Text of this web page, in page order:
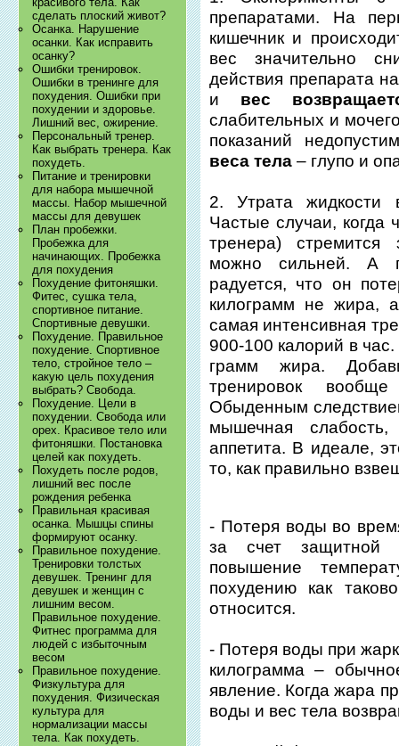
сделать плоский живот?
Осанка. Нарушение
осанки. Как исправить
осанку?
Ошибки тренировок.
Ошибки в тренинге для
похудения. Ошибки при
похудении и здоровье.
Лишний вес, ожирение.
Персональный тренер.
Как выбрать тренера. Как
похудеть.
Питание и тренировки
для набора мышечной
массы. Набор мышечной
массы для девушек
План пробежки.
Пробежка для
начинающих. Пробежка
для похудения
Похудение фитоняшки.
Фитес, сушка тела,
спортивное питание.
Спортивные девушки.
Похудение. Правильное
похудение. Спортивное
тело, стройное тело –
какую цель похудения
выбрать? Свобода.
Похудение. Цели в
похудении. Свобода или
орех. Красивое тело или
фитоняшки. Постановка
целей как похудеть.
Похудеть после родов,
лишний вес после
рождения ребенка
Правильная красивая
осанка. Мышцы спины
формируют осанку.
Правильное похудение.
Тренировки толстых
девушек. Тренинг для
девушек и женщин с
лишним весом.
Правильное похудение.
Фитнес программа для
людей с избыточным
весом
Правильное похудение.
Физкультура для
похудения. Физическая
культура для
нормализации массы
тела. Как похудеть.
препаратами. На
кишечник и
вес значительно
действия препарата
и вес
слабительных и
показаний
веса тела – глупо и
2. Утрата жидкости
Частые случаи, когда
тренера) стремится
можно сильней. А
радуется, что он
килограмм не жира,
самая интенсивная
900-100 калорий в
грамм жира.
тренировок
Обыденным
мышечная слабость,
аппетита. В идеале,
то, как правильно
- Потеря воды во
за счет защитной
повышение
похудению как
относится.
- Потеря воды при
килограмма –
явление. Когда жара
воды и вес тела